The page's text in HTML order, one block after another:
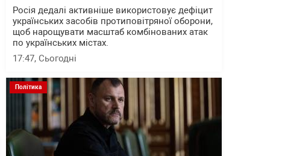
Росія дедалі активніше використовує дефіцит
українських засобів протиповітряної оборони,
щоб нарощувати масштаб комбінованих атак
по українських містах.
17:47, Сьогодні
Політика